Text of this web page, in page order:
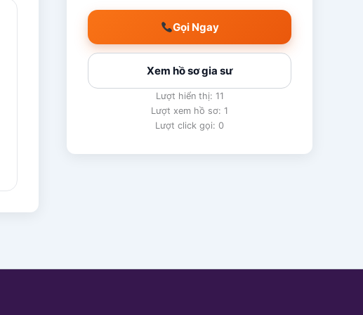
Gọi Ngay
Xem hồ sơ gia sư
Lượt hiển thị: 11
Lượt xem hồ sơ: 1
Lượt click gọi: 0